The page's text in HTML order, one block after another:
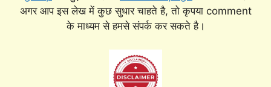
अगर आप इस लेख में कुछ सुधार चाहते है, तो कृपया comment
के माध्यम से हमसे संपर्क कर सकते है।